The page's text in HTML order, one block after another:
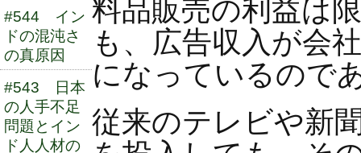
#544 イン
ドの混沌さ
の真原因
#543 日本
の人手不足
問題とイン
ド人人材の
料品販売の利益は
も、広告収入が会
になっているので
従来のテレビや新